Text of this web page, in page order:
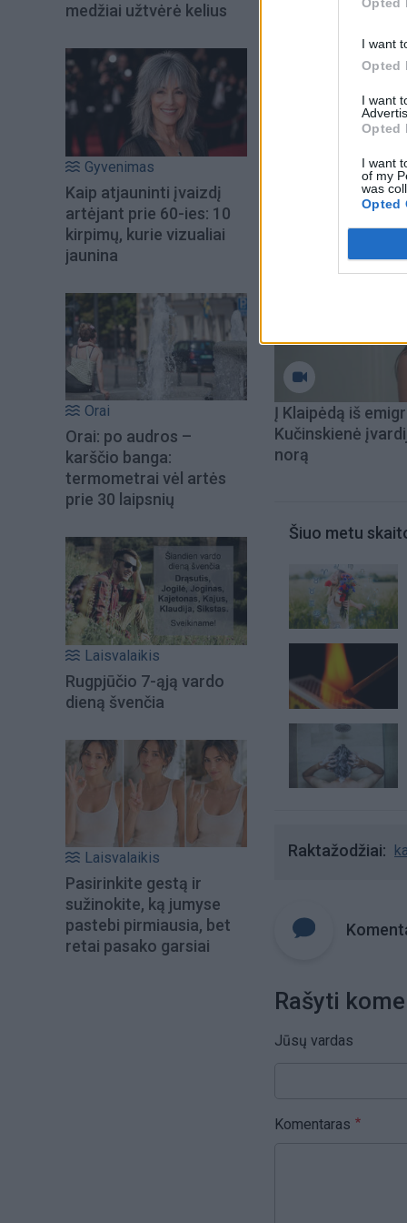
I want
Opted
I want
Opted
I want
of my
was
Opted
medžiai užtvėrė kelius
Gyvenimas
Kaip atjauninti įvaizdį
artėjant prie 60-ies: 10
kirpimų, kurie vizualiai
jaunina
Orai
Orai: po audros –
karščio banga:
termometrai vėl artės
prie 30 laipsnių
Laisvalaikis
Rugpjūčio 7-ąją vardo
dieną švenčia
Laisvalaikis
Pasirinkite gestą ir
sužinokite, ką jumyse
pastebi pirmiausia, bet
retai pasako garsiai
Nuo kovo
Į Klaipėdą iš
Kučinskienė
norą
Šiuo metu
Raktažodžiai
Rašyti
Jūsų vardas
Komentaras